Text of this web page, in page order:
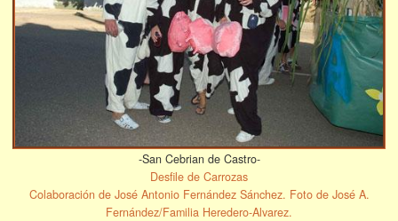
-San Cebrian de Castro-
Desfile de Carrozas
Colaboración de José Antonio Fernández Sánchez. Foto de José A.
Fernández/Familia Heredero-Alvarez.